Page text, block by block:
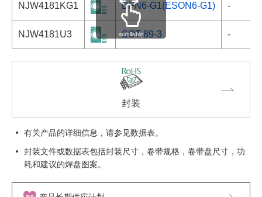
NJW4181KG1 DFN6-G1(ESON6-G1) -
NJW4181U3 SOT-89-3 -
scrollable
封装
有关产品的详细信息，请参见数据表。
封装文件或数据表包括封装尺寸，卷带规格，卷带盘尺寸，功
耗和建议的焊盘图案。